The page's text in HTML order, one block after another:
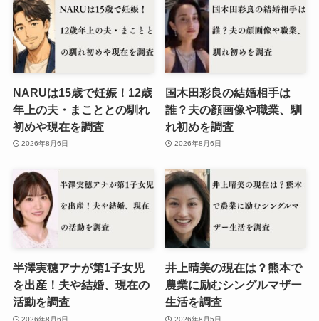
NARUは15歳で妊娠！12歳
年上の夫・まこととの馴れ
初めや現在を調査
2026年8月6日
国木田彩良の結婚相手は
誰？夫の顔画像や職業、馴
れ初めを調査
2026年8月6日
半澤実穂アナが第1子女児
を出産！夫や結婚、現在の
活動を調査
2026年8月6日
井上晴美の現在は？熊本で
農業に励むシングルマザー
生活を調査
2026年8月5日